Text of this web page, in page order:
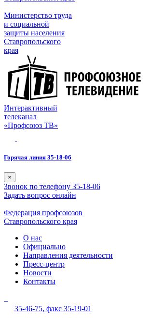
Министерство труда
и социальной
защиты населения
Ставропольского
края
Интерактивный
телеканал
«Профсоюз ТВ»
Горячая линия 35-18-06
×
Звонок по телефону 35-18-06
Задать вопрос онлайн
Федерация профсоюзов
Ставропольского края
О нас
Официально
Направления деятельности
Пресс-центр
Новости
Контакты
35-46-75, факс 35-19-01